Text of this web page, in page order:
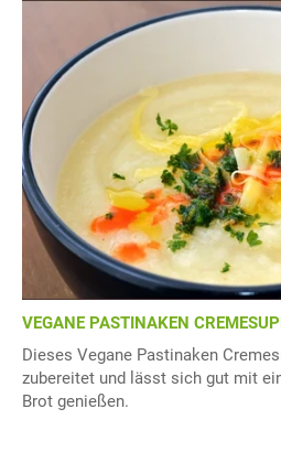
VEGANE PASTINAKEN
Dieses Vegane Pastinaken
zubereitet und lässt sich gut mit
Brot genießen.